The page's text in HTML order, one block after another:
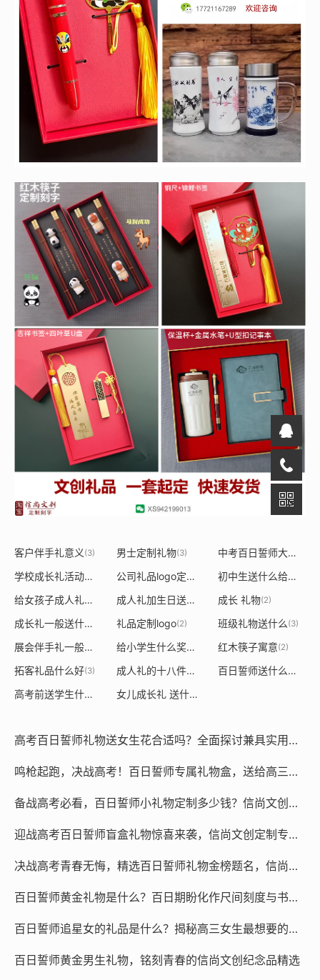
客户伴手礼意义 (3) 男士定制礼物(3)
中考百日誓师大会纪念品定制
学校成长礼活动策划方案
(2) 公司礼品logo定制 初中生送什么给外婆
给女孩子成人礼送什么礼品好 (2) 成人礼加生日送什么礼品 (2)
成长 礼物(2)
成长礼一般送什么礼物有意义 (17)
礼品定制logo(2) 班级礼物送什么 (3)
展会伴手礼一般送什么 (4) 给小学生什么奖品好 红木筷子寓意(2)
拓客礼品什么好(3) 成人礼的十八件礼品是什么 (2) 百日誓师送什么礼品
高考前送学生什么礼物来鼓励他们 (2) 女儿成长礼 送什么礼物给她?
高考百日誓师礼物送女生花合适吗？全面探讨兼具实用与美好寓意的创意文创礼品推荐
鸣枪起跑，决战高考！百日誓师专属礼物盒，送给高三学子的破浪利剑与青春纪念
备战高考必看，百日誓师小礼物定制多少钱？信尚文创为您详细解答定制预算与精选推荐
迎战高考百日誓师盲盒礼物惊喜来袭，信尚文创定制专属纪念品，助力学子金榜题名圆梦！
决战高考青春无悔，精选百日誓师礼物金榜题名，信尚文创定制专属纪念助力高三学子圆梦
百日誓师黄金礼物是什么？百日期盼化作尺间刻度与书签墨香，伴学子破浪前行
百日誓师追星女的礼品是什么？揭秘高三女生最想要的应援式备考礼物清单
百日誓师黄金男生礼物，铭刻青春的信尚文创纪念品精选